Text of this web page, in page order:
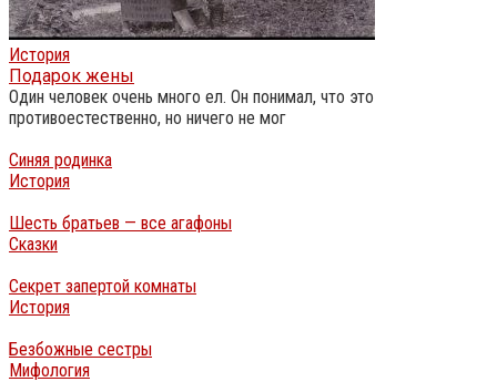
История
Подарок жены
Один человек очень много ел. Он понимал, что это
противоестественно, но ничего не мог
Синяя родинка
История
Шесть братьев — все агафоны
Сказки
Секрет запертой комнаты
История
Безбожные сестры
Мифология